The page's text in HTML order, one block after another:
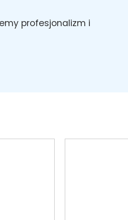
profesjonalizm i